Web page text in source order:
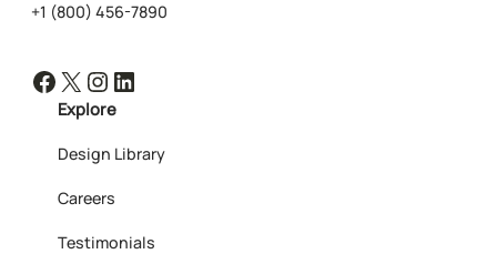
+1 (800) 456-7890
Facebook X Instagram LinkedIn
Explore
Design Library
Careers
Testimonials